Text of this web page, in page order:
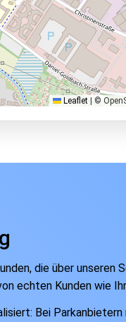
Leaflet ©
die über
echten Kunden wie
Bei